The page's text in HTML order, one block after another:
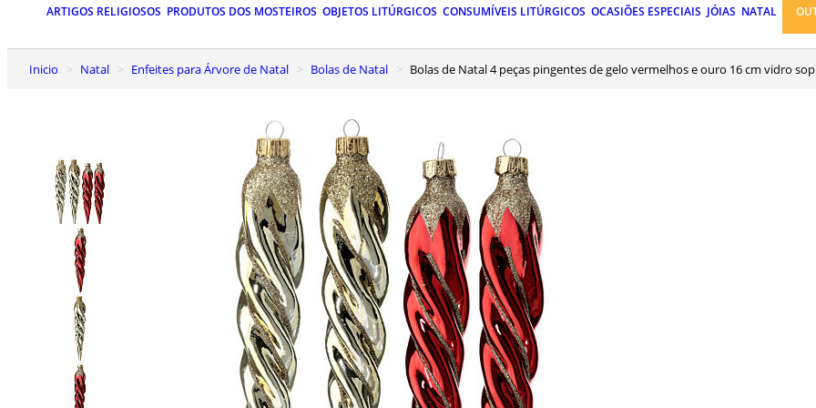
ARTIGOS RELIGIOSOS PRODUTOS DOS MOSTEIROS OBJETOS LITÚRGICOS CONSUMÍVEIS LITÚRGICOS OCASIÕES ESPECIAIS JÓIAS NATAL
Inicio Natal Enfeites para Árvore de Natal Bolas de Natal Bolas de Natal 4 peças pingentes de gelo vermelhos e ouro 16 cm vidro